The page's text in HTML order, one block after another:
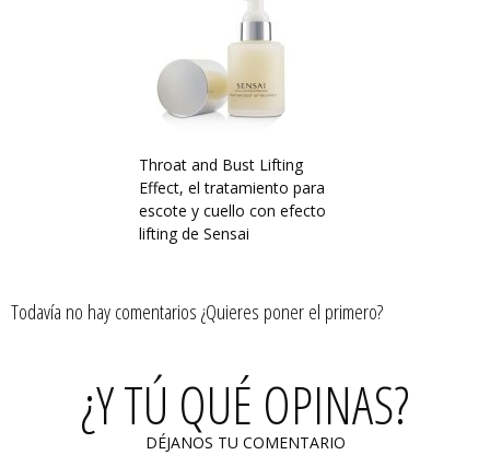
Throat and Bust Lifting
Effect, el tratamiento para
escote y cuello con efecto
lifting de Sensai
Todavía no hay comentarios ¿Quieres poner el primero?
¿Y TÚ QUÉ OPINAS?
DÉJANOS TU COMENTARIO